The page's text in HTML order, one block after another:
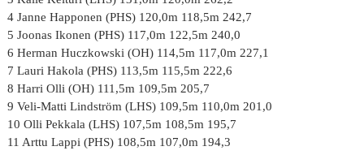
4 Janne Happonen (PHS) 120,0m 118,5m 242,7
5 Joonas Ikonen (PHS) 117,0m 122,5m 240,0
6 Herman Huczkowski (OH) 114,5m 117,0m 227,1
7 Lauri Hakola (PHS) 113,5m 115,5m 222,6
8 Harri Olli (OH) 111,5m 109,5m 205,7
9 Veli-Matti Lindström (LHS) 109,5m 110,0m 201,0
10 Olli Pekkala (LHS) 107,5m 108,5m 195,7
11 Arttu Lappi (PHS) 108,5m 107,0m 194,3